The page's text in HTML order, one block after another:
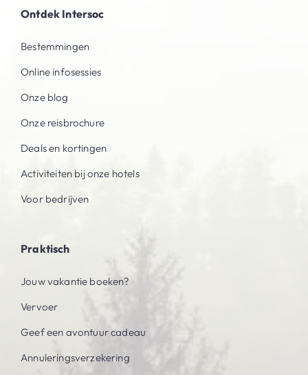
Ontdek Intersoc
Bestemmingen
Online infosessies
Onze blog
Onze reisbrochure
Deals en kortingen
Activiteiten bij onze hotels
Voor bedrijven
Praktisch
Jouw vakantie boeken?
Vervoer
Geef een avontuur cadeau
Annuleringsverzekering